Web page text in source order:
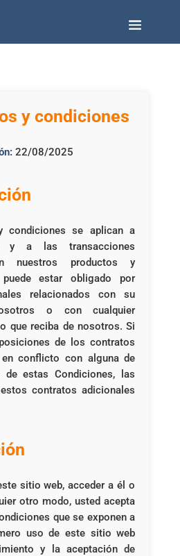
y condiciones
22/08/2025
condiciones se aplican a
a las transacciones
nuestros productos y
estar obligado por
relacionados con su
o con cualquier
que reciba de nosotros. Si
de los contratos
conflicto con alguna de
de estas Condiciones, las
contratos adicionales
sitio web, acceder a él o
otro modo, usted acepta
que se exponen a
uso de este sitio web
y la aceptación de